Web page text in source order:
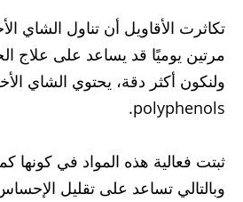
تكاثرت الأقاويل أن تناول الشاي
مرتين يوميًا قد يساعد على علاج
ولنكون أكثر دقة، يحتوي الشاي
polyphenols.
ثبتت فعالية هذه المواد في كونها
وبالتالي تساعد على تقليل الإحساس